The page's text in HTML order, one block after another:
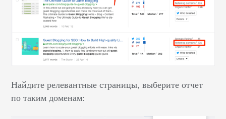
Найдите релевантные страницы, выберите отчет
по таким доменам: